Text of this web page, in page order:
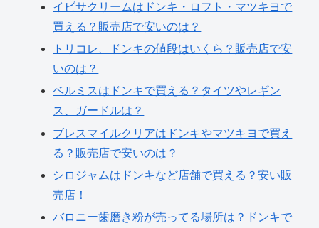
イビサクリームはドンキ・ロフト・マツキヨで
買える？販売店で安いのは？
トリコレ、ドンキの値段はいくら？販売店で安
いのは？
ベルミスはドンキで買える？タイツやレギン
ス、ガードルは？
ブレスマイルクリアはドンキやマツキヨで買え
る？販売店で安いのは？
シロジャムはドンキなど店舗で買える？安い販
売店！
バロニー歯磨き粉が売ってる場所は？ドンキで